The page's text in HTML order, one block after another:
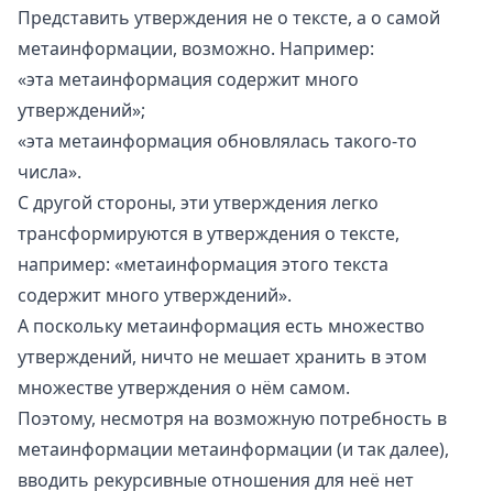
Представить утверждения не о тексте, а о самой
метаинформации, возможно. Например:
«эта метаинформация содержит много
утверждений»;
«эта метаинформация обновлялась такого-то
числа».
С другой стороны, эти утверждения легко
трансформируются в утверждения о тексте,
например: «метаинформация этого текста
содержит много утверждений».
А поскольку метаинформация есть множество
утверждений, ничто не мешает хранить в этом
множестве утверждения о нём самом.
Поэтому, несмотря на возможную потребность в
метаинформации метаинформации (и так далее),
вводить рекурсивные отношения для неё нет